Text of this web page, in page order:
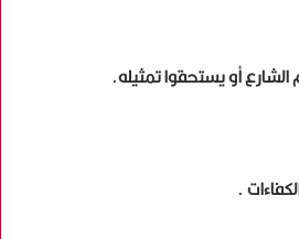
أو يستحقوا تمثيله.
.